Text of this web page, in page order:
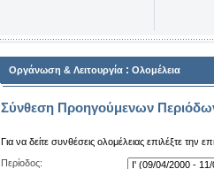
Οργάνωση & Λειτουργία : Ολομέλεια
Σύνθεση Προηγούμενων
Για να δείτε συνθέσεις ολομέλειας επιλέξτε την
Περίοδος: